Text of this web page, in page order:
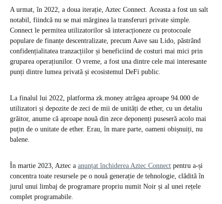
A urmat, în 2022, a doua iterație, Aztec Connect. Aceasta a fost un salt
notabil, fiindcă nu se mai mărginea la transferuri private simple.
Connect le permitea utilizatorilor să interacționeze cu protocoale
populare de finanțe descentralizate, precum Aave sau Lido, păstrând
confidențialitatea tranzacțiilor și beneficiind de costuri mai mici prin
gruparea operațiunilor. O vreme, a fost una dintre cele mai interesante
punți dintre lumea privată și ecosistemul DeFi public.
La finalul lui 2022, platforma zk.money atrăgea aproape 94.000 de
utilizatori și depozite de zeci de mii de unități de ether, cu un detaliu
grăitor, anume că aproape nouă din zece deponenți puseseră acolo mai
puțin de o unitate de ether. Erau, în mare parte, oameni obișnuiți, nu
balene.
În martie 2023, Aztec a anunțat închiderea Aztec Connect pentru a-și
concentra toate resursele pe o nouă generație de tehnologie, clădită în
jurul unui limbaj de programare propriu numit Noir și al unei rețele
complet programabile.